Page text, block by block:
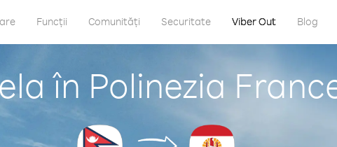
Funcții Comunități Securitate Viber Out Blog
în Polinezia